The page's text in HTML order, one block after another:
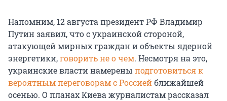
Напомним, 12 августа президент РФ Владимир
Путин заявил, что с украинской стороной,
атакующей мирных граждан и объекты ядерной
энергетики,говорить не о чем. Несмотря на это,
украинские власти намерены подготовиться к
вероятным переговорам с Россиейближайшей
осенью. О планах Киева журналистам рассказал